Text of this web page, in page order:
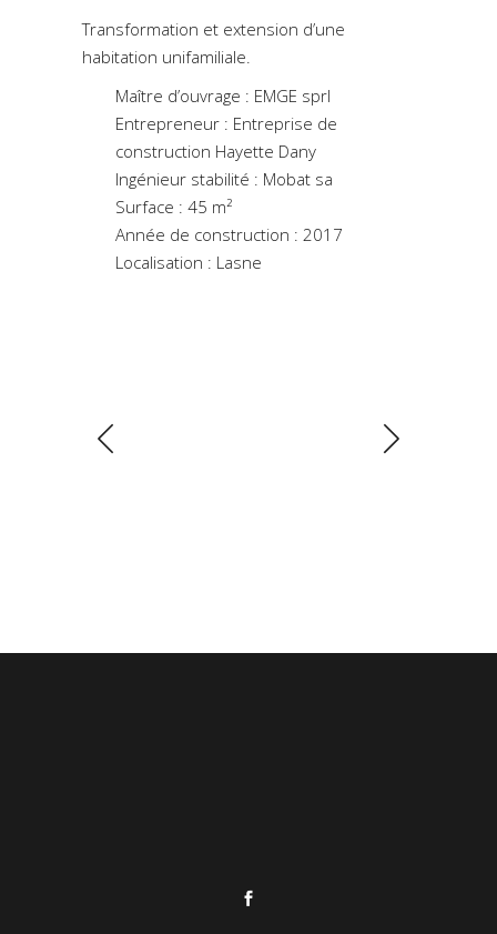
Transformation et extension d’une
habitation unifamiliale.
Maître d’ouvrage : EMGE sprl
Entrepreneur : Entreprise de
construction Hayette Dany
Ingénieur stabilité : Mobat sa
Surface : 45 m²
Année de construction : 2017
Localisation : Lasne